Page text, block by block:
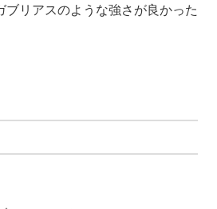
ブリアスのような強さが良かった